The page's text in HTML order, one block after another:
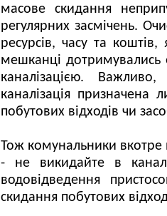
масове скидання
регулярних засмічень.
ресурсів, часу та
мешканці дотримувались
каналізацією.
каналізація
побутових відходів чи
Тож комунальники вкотре
- не викидайте в
водовідведення
скидання побутових